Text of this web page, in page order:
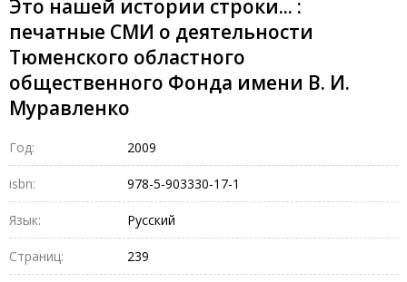
Это нашей истории строки... :
печатные СМИ о деятельности
Тюменского областного
общественного Фонда имени В. И.
Муравленко
Год: 2009
isbn: 978-5-903330-17-1
Язык: Русский
Страниц: 239